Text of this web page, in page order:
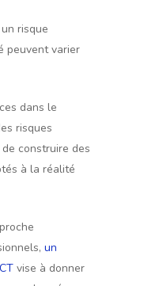
risque
peuvent varier
dans le
risques
construire des
à la réalité
un
vise à donner